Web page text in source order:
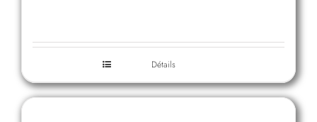
Détails